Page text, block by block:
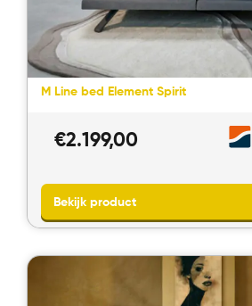
Bekijk product
M Line bed Element Spirit
€2.199,00